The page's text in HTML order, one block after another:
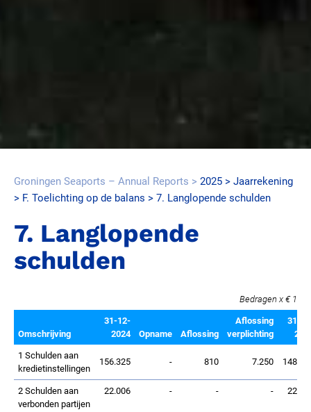
Groningen Seaports – Annual Reports 2025
Jaarrekening
F. Toelichting op de balans
7. Langlopende schulden
7. Langlopende
schulden
Bedragen x €
Omschrijving
31-12-
2024
Opname Aflossing
Aflossing
verplichting
31-
1 Schulden aan
kredietinstellingen
156.325 - 810 7.250
2 Schulden aan
verbonden partijen
22.006 - - -